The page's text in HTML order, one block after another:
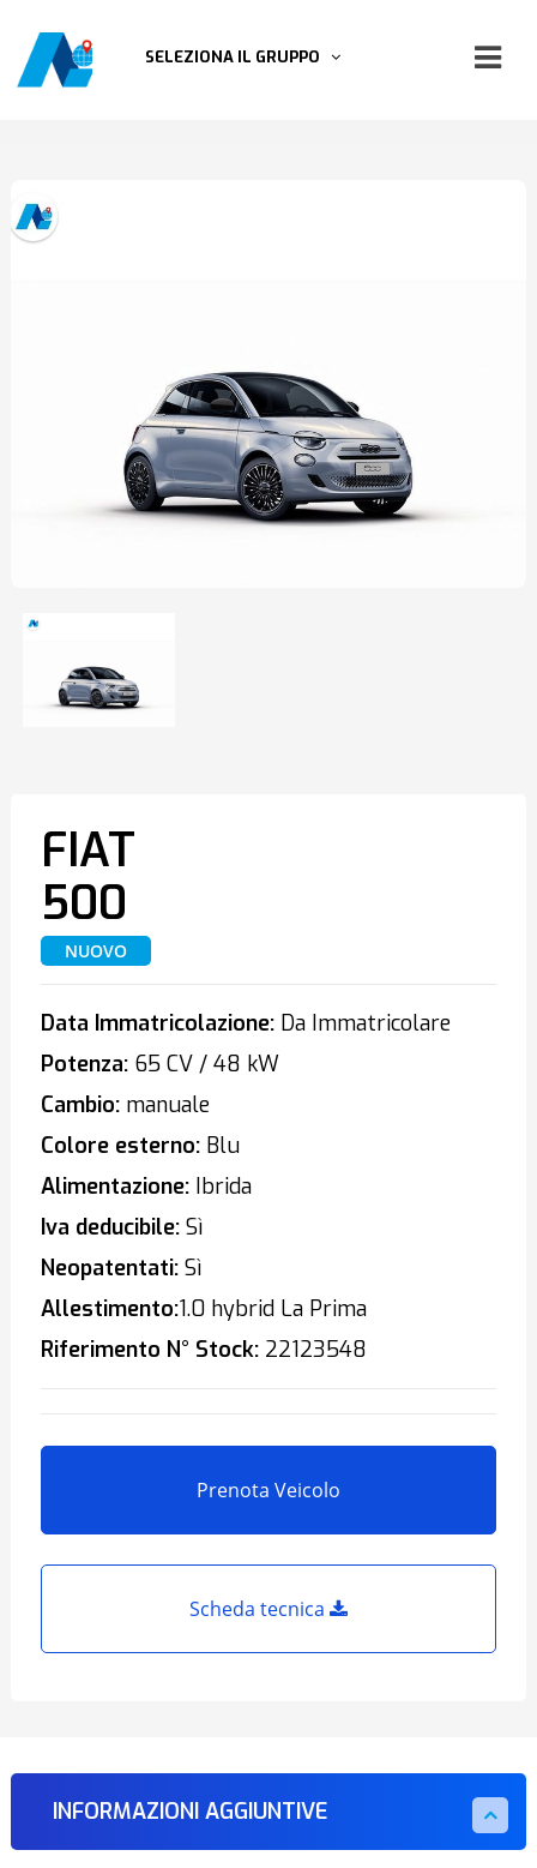
SELEZIONA IL GRUPPO
FIAT
500
NUOVO
Data Immatricolazione:Da Immatricolare
Potenza:65 CV / 48 kW
Cambio:manuale
Colore esterno:Blu
Alimentazione:Ibrida
Iva deducibile:Sì
Neopatentati:Sì
Allestimento:1.0 hybrid La Prima
Riferimento N° Stock:22123548
Prenota Veicolo
Scheda tecnica
INFORMAZIONI AGGIUNTIVE